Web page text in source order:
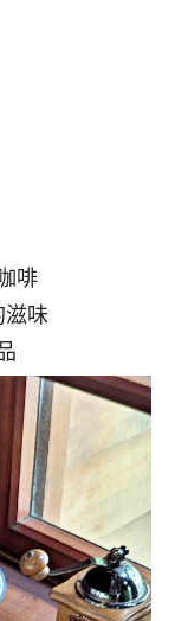
啡
滋味